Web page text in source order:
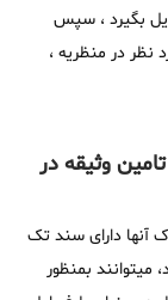
بگیرد ، سپس
نظر در منظریه ،
وثیقه در
آنها دارای سند تک
میتوانند بمنظور